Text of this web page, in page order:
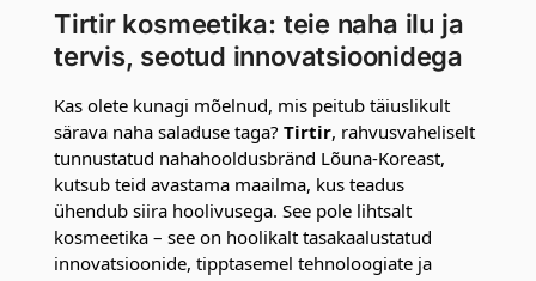
Tirtir kosmeetika: teie naha ilu ja
tervis, seotud innovatsioonidega
Kas olete kunagi mõelnud, mis peitub täiuslikult
särava naha saladuse taga? Tirtir, rahvusvaheliselt
tunnustatud nahahooldusbränd Lõuna-Koreast,
kutsub teid avastama maailma, kus teadus
ühendub siira hoolivusega. See pole lihtsalt
kosmeetika – see on hoolikalt tasakaalustatud
innovatsioonide, tipptasemel tehnoloogiate ja